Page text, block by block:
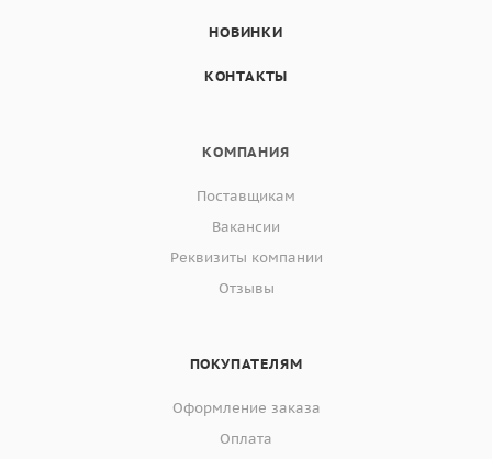
НОВИНКИ
КОНТАКТЫ
КОМПАНИЯ
Поставщикам
Вакансии
Реквизиты компании
Отзывы
ПОКУПАТЕЛЯМ
Оформление заказа
Оплата